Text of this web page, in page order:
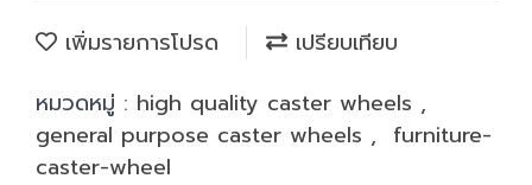
เพิ่มรายการโปรด
เปรียบเทียบ
หมวดหมู่ : high quality caster wheels ,
general purpose caster wheels , furniture-
caster-wheel